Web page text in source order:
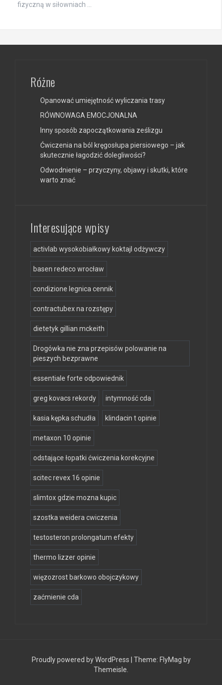
fizyczną w siłowniach …
Różne
Opanować umiejętność wyliczania trasy
RÓWNOWAGA EMOCJONALNA
Inny sposób zapoczątkowania ześlizgu
Ćwiczenia na ból kręgosłupa piersiowego – jak
skutecznie łagodzić dolegliwości?
Odwodnienie – przyczyny, objawy i skutki, które
warto znać
Interesujące wpisy
activlab wysokobiałkowy koktajl odżywczy
basen redeco wrocław
condizione legnica cennik
contractubex na rozstępy
dietetyk gillian mckeith
Drogówka nie zna przepisów polowanie na
pieszych bezprawne
essentiale forte odpowiednik
greg kovacs rekordy intymność cda
kasia kępka schudła klindacin t opinie
metaxon 10 opinie
odstające łopatki ćwiczenia korekcyjne
scitec revex 16 opinie
slimtox gdzie mozna kupic
szostka weidera cwiczenia
testosteron prolongatum efekty
thermo lizzer opinie
więzozrost barkowo obojczykowy
zaćmienie cda
Proudly powered by WordPress Theme: FlyMag by
Themeisle.